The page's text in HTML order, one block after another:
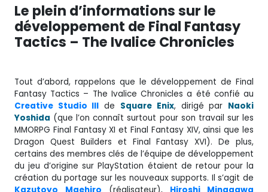
Le plein d’informations sur le
développement de Final Fantasy
Tactics – The Ivalice Chronicles
Tout d’abord, rappelons que le développement de Final
Fantasy Tactics – The Ivalice Chronicles a été confié au
Creative Studio III de Square Enix, dirigé par Naoki
Yoshida (que l’on connaît surtout pour son travail sur les
MMORPG Final Fantasy XI et Final Fantasy XIV, ainsi que les
Dragon Quest Builders et Final Fantasy XVI). De plus,
certains des membres clés de l’équipe de développement
du jeu d’origine sur PlayStation étaient de retour pour la
création du portage sur les nouveaux supports. Il s’agit de